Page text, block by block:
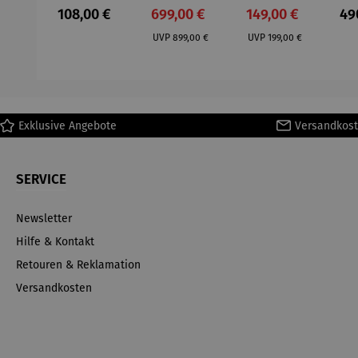
– Anna
Mütz
Regulärer Preis:
108,00 €
Aluminium
– Valor
Verkaufspreis:
699,00 €
UVP Regulärer Preis:
899,00 €
– Dalias
Verkaufspreis:
149,00 €
UVP Regulärer Preis:
199,00 €
Exklusive Angebote
SERVICE
Newsletter
Hilfe & Kontakt
Retouren & Reklamation
Versandkosten